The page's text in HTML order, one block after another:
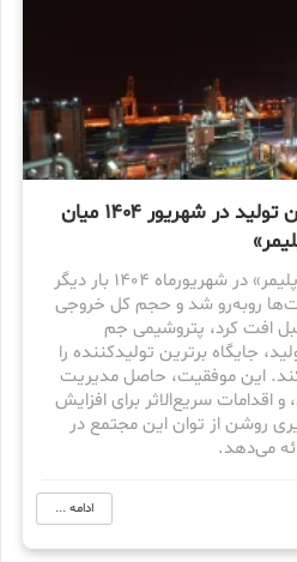
پتروشیمی جم؛ صدرنشین تولید در شهریور ۱۴۰۴ میان
در حالی‌که صنعت «الفین و پلیمر» در شهریورماه ۱۴۰۴ بار دیگر
روبه‌رو شد و حجم کل خروجی
افت کرد، پتروشیمی جم
جایگاه برترین تولیدکننده را
این موفقیت، حاصل مدیریت
اقدامات سریع‌الاثر برای افزایش
روشن از توان این مجتمع در
می‌دهد.
ادامه ...